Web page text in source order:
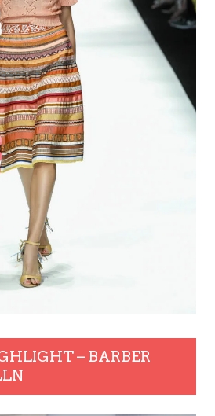
– BARBER